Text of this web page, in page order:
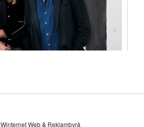
Winternet Web & Reklambyrå